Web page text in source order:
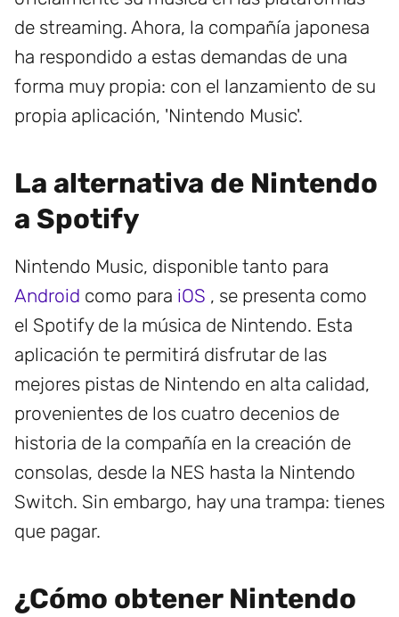
de streaming. Ahora, la compañía japonesa
ha respondido a estas demandas de una
forma muy propia: con el lanzamiento de su
propia aplicación, 'Nintendo Music'.
La alternativa de Nintendo
a Spotify
Nintendo Music, disponible tanto para
Android como para iOS , se presenta como
el Spotify de la música de Nintendo. Esta
aplicación te permitirá disfrutar de las
mejores pistas de Nintendo en alta calidad,
provenientes de los cuatro decenios de
historia de la compañía en la creación de
consolas, desde la NES hasta la Nintendo
Switch. Sin embargo, hay una trampa: tienes
que pagar.
¿Cómo obtener Nintendo